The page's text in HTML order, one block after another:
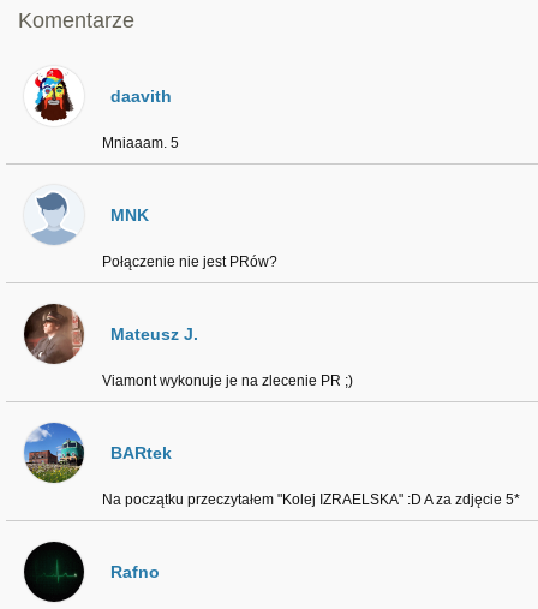
Komentarze
daavith
Mniaaam. 5
MNK
Połączenie nie jest PRów?
Mateusz J.
Viamont wykonuje je na zlecenie PR ;)
BARtek
Na początku przeczytałem "Kolej IZRAELSKA" :D A za zdjęcie 5*
Rafno